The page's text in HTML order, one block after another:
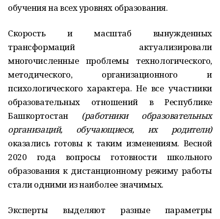
обучения на всех уровнях образования.
Скорость и масштаб вынужденных
трансформаций актуализировали
многочисленные проблемы технологического,
методического, организационного и
психологического характера. Не все участники
образовательных отношений в Республике
Башкортостан (работники образовательных
организаций, обучающиеся, их родители)
оказались готовы к таким изменениям. Весной
2020 года вопросы готовности школьного
образования к дистанционному режиму работы
стали одними из наиболее значимых.
Эксперты выделяют разные параметры